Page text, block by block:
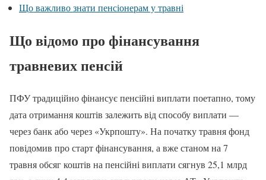
Що важливо знати пенсіонерам у травні
Що відомо про фінансування
травневих пенсій
ПФУ традиційно фінансує пенсійні виплати поетапно, тому
дата отримання коштів залежить від способу виплати —
через банк або через «Укрпошту». На початку травня фонд
повідомив про старт фінансування, а вже станом на 7
травня обсяг коштів на пенсійні виплати сягнув 25,1 млрд